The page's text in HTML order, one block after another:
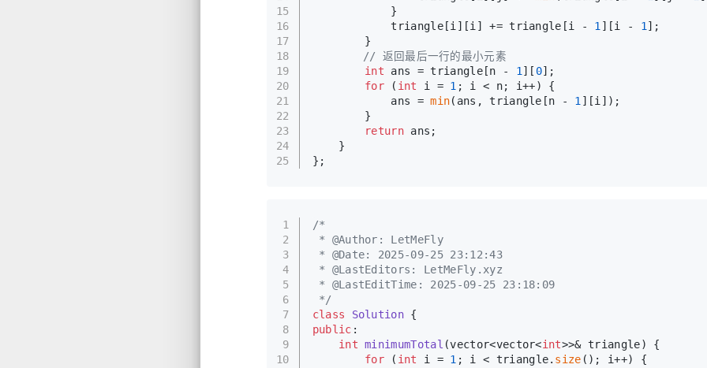
15
16
17
18
19
20
21
22
23
24
25
            }
            triangle[i][i] += triangle[i -
1 ][i - 1 ];
        }
// 返回最后一行的最小元素
int ans = triangle[n - 1 ][ 0];
for ( int i = 1 ; i < n; i++) {
            ans =
min(ans, triangle[n - 1 ][i]);
        }
return ans;
    }
};
1
2
3
4
5
6
7
8
9
10
/*
* @Author: LetMeFly
* @Date: 2025-09-25 23:12:43
* @LastEditors: LetMeFly.xyz
* @LastEditTime: 2025-09-25 23:18:09
*/
class
Solution {
public :
int minimumTotal (vector<vector<int>>& triangle)
{
for ( int i = 1 ; i < triangle. size (); i++) {